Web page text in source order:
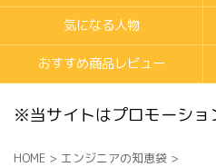
気になる人物
おすすめ商品レビュー
※当サイトはプロモーショ
HOME > エンジニアの知恵袋 >